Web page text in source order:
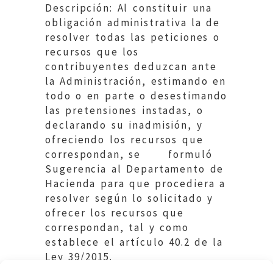
Descripción: Al constituir una
obligación administrativa la de
resolver todas las peticiones o
recursos que los
contribuyentes deduzcan ante
la Administración, estimando en
todo o en parte o desestimando
las pretensiones instadas, o
declarando su inadmisión, y
ofreciendo los recursos que
correspondan, se formuló
Sugerencia al Departamento de
Hacienda para que procediera a
resolver según lo solicitado y
ofrecer los recursos que
correspondan, tal y como
establece el artículo 40.2 de la
Ley 39/2015.